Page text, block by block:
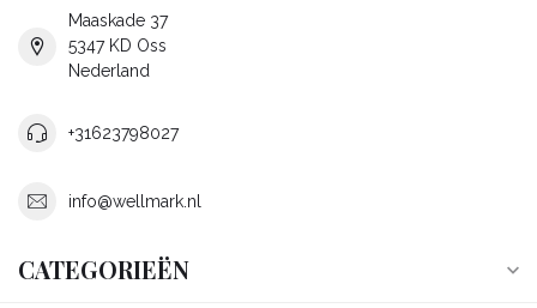
Maaskade 37
5347 KD Oss
Nederland
+31623798027
info@wellmark.nl
CATEGORIEËN